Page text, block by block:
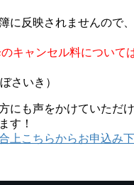
反映されませんので、
キャンセル料について
さいき）
にも声をかけていただ
す！
上こちらからお申込み